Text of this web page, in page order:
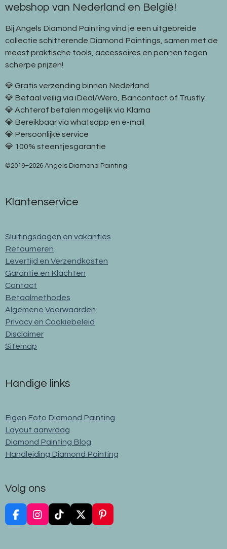
webshop van Nederland en België!
Bij Angels Diamond Painting vind je een uitgebreide
collectie schitterende Diamond Paintings, samen met de
meest praktische tools, accessoires en pennen tegen
scherpe prijzen!
💎 Gratis verzending binnen Nederland
💎 Betaal veilig via iDeal/Wero, Bancontact of Trustly
💎 Achteraf betalen mogelijk via Klarna
💎 Bereikbaar via whatsapp en e-mail
💎 Persoonlijke service
💎 100% steentjesgarantie
©2019–2026 Angels Diamond Painting
Klantenservice
Sluitingsdagen en vakanties
Retourneren
Levertijd en Verzendkosten
Garantie en Klachten
Contact
Betaalmethodes
Algemene Voorwaarden
Privacy en Cookiebeleid
Disclaimer
Sitemap
Handige links
Eigen Foto Diamond Painting
Layout aanvraag
Diamond Painting Blog
Handleiding Diamond Painting
Volg ons
F
a
e
I
n
T
i
X
P
i